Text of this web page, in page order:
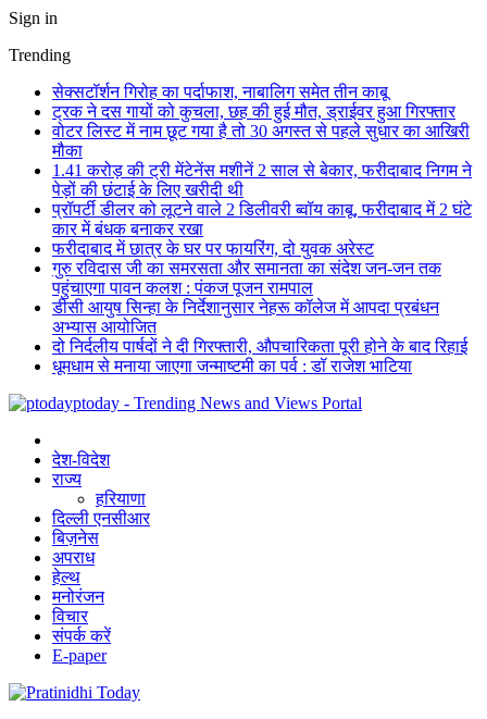
Sign in
Trending
सेक्सटॉर्शन गिरोह का पर्दाफाश, नाबालिग समेत तीन काबू
ट्रक ने दस गायों को कुचला, छह की हुई मौत, ड्राईवर हुआ गिरफ्तार
वोटर लिस्ट में नाम छूट गया है तो 30 अगस्त से पहले सुधार का आखिरी
मौका
1.41 करोड़ की ट्री मेंटेनेंस मशीनें 2 साल से बेकार, फरीदाबाद निगम ने
पेड़ों की छंटाई के लिए खरीदी थी
प्रॉपर्टी डीलर को लूटने वाले 2 डिलीवरी ब्वॉय काबू, फरीदाबाद में 2 घंटे
कार में बंधक बनाकर रखा
फरीदाबाद में छात्र के घर पर फायरिंग, दो युवक अरेस्ट
गुरु रविदास जी का समरसता और समानता का संदेश जन-जन तक
पहुंचाएगा पावन कलश : पंकज पूजन रामपाल
डीसी आयुष सिन्हा के निर्देशानुसार नेहरू कॉलेज में आपदा प्रबंधन
अभ्यास आयोजित
दो निर्दलीय पार्षदों ने दी गिरफ्तारी, औपचारिकता पूरी होने के बाद रिहाई
धूमधाम से मनाया जाएगा जन्माष्टमी का पर्व : डॉ राजेश भाटिया
ptoday - Trending News and Views Portal
देश-विदेश
राज्य
हरियाणा
दिल्ली एनसीआर
बिज़नेस
अपराध
हेल्थ
मनोरंजन
विचार
संपर्क करें
E-paper